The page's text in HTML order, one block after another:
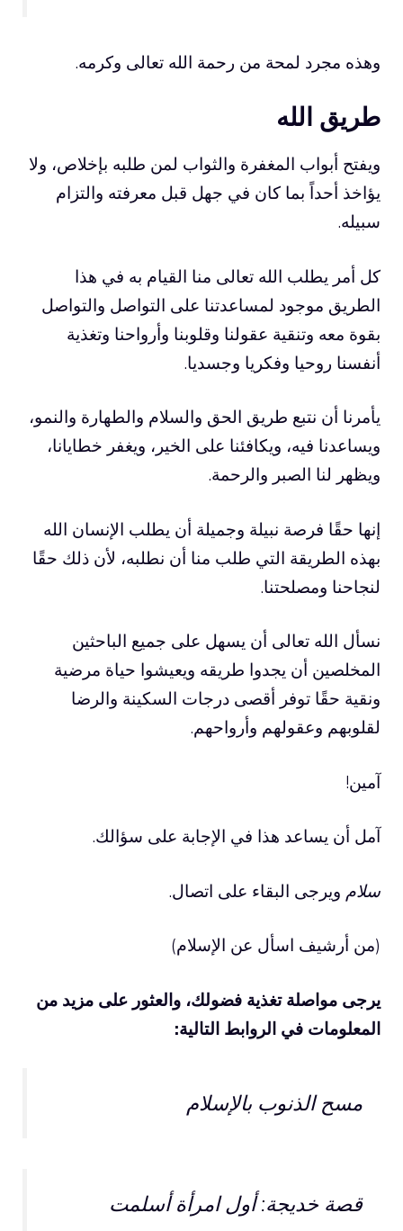
وهذه مجرد لمحة من رحمة الله تعالى وكرمه.
طريق الله
ويفتح أبواب المغفرة والثواب لمن طلبه بإخلاص، ولا
يؤاخذ أحداً بما كان في جهل قبل معرفته والتزام
سبيله.
كل أمر يطلب الله تعالى منا القيام به في هذا
الطريق موجود لمساعدتنا على التواصل والتواصل
بقوة معه وتنقية عقولنا وقلوبنا وأرواحنا وتغذية
أنفسنا روحيا وفكريا وجسديا.
يأمرنا أن نتبع طريق الحق والسلام والطهارة والنمو،
ويساعدنا فيه، ويكافئنا على الخير، ويغفر خطايانا،
ويظهر لنا الصبر والرحمة.
إنها حقًا فرصة نبيلة وجميلة أن يطلب الإنسان الله
بهذه الطريقة التي طلب منا أن نطلبه، لأن ذلك حقًا
لنجاحنا ومصلحتنا.
نسأل الله تعالى أن يسهل على جميع الباحثين
المخلصين أن يجدوا طريقه ويعيشوا حياة مرضية
ونقية حقًا توفر أقصى درجات السكينة والرضا
لقلوبهم وعقولهم وأرواحهم.
آمين!
آمل أن يساعد هذا في الإجابة على سؤالك.
سلام ويرجى البقاء على اتصال.
(من أرشيف اسأل عن الإسلام)
يرجى مواصلة تغذية فضولك، والعثور على مزيد من
المعلومات في الروابط التالية:
مسح الذنوب بالإسلام
قصة خديجة: أول امرأة أسلمت